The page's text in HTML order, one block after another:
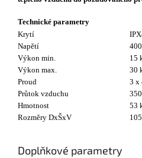
Technické parametry
Krytí
Napětí
Výkon min.
15
Výkon max.
30
Proud
3 x
Průtok vzduchu
Hmotnost
53
Rozměry DxŠxV
Doplňkové parametry